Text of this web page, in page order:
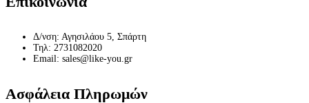
Δ/νση: Αγησιλάου 5, Σπάρτη
Τηλ: 2731082020
Email: sales@like-you.gr
Ασφάλεια Πληρωμών